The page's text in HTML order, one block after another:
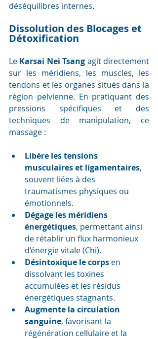
déséquilibres internes.
Dissolution des Blocages et
Détoxification
Le Karsai Nei Tsang agit directement
sur les méridiens, les muscles, les
tendons et les organes situés dans la
région pelvienne. En pratiquant des
pressions spécifiques et des
techniques de manipulation, ce
massage :
Libère les tensions
musculaires et ligamentaires,
souvent liées à des
traumatismes physiques ou
émotionnels.
Dégage les méridiens
énergétiques, permettant ainsi
de rétablir un flux harmonieux
d’énergie vitale (Chi).
Désintoxique le corps en
dissolvant les toxines
accumulées et les résidus
énergétiques stagnants.
Augmente la circulation
sanguine, favorisant la
régénération cellulaire et la